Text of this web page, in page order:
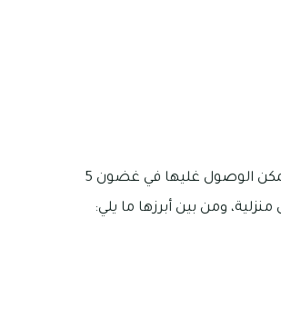
يعج مجمع أفينيدا 1 بوجود مجموعة من محلات البقالة والسوبرماركت المتنوعة، وهى يمكن الوصول غليها في غضون 5
ومن بين أبرزها ما يلي: